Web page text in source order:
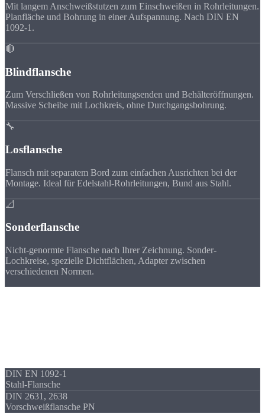
Mit langem Anschweißstutzen zum Einschweißen in Rohrleitungen.
Planfläche und Bohrung in einer Aufspannung. Nach DIN EN
1092-1.
🔴
Blindflansche
Zum Verschließen von Rohrleitungsenden und Behälteröffnungen.
Massive Scheibe mit Lochkreis, ohne Durchgangsbohrung.
🔧
Losflansche
Flansch mit separatem Bord zum einfachen Ausrichten bei der
Montage. Ideal für Edelstahl-Rohrleitungen, Bund aus Stahl.
📐
Sonderflansche
Nicht-genormte Flansche nach Ihrer Zeichnung. Sonder-
Lochkreise, spezielle Dichtflächen, Adapter zwischen
verschiedenen Normen.
DIN EN 1092-1
Stahl-Flansche
DIN 2631, 2638
Vorschweißflansche PN